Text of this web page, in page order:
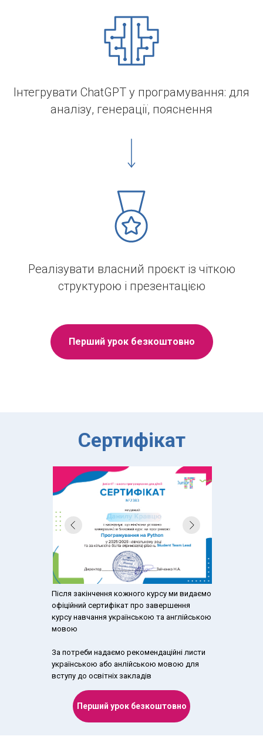
Інтегрувати ChatGPT у програмування: для
аналізу, генерації, пояснення
Реалізувати власний проєкт із чіткою
структурою і презентацією
Перший урок безкоштовно
Сертифікат
Після закінчення кожного курсу ми видаємо
офіційний сертифікат про завершення
курсу навчання українською та англійською
мовою
За потреби надаємо рекомендаційні листи
українською або анлійською мовою для
вступу до освітніх закладів
Перший урок безкоштовно